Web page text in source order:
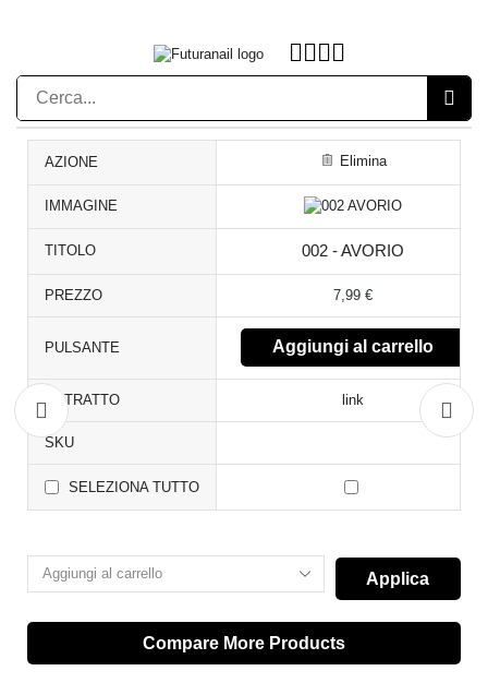
AZIONE Elimina
IMMAGINE
TITOLO 002 - AVORIO
PREZZO 7,99 €
PULSANTE Aggiungi al carrello
ESTRATTO link
SKU
SELEZIONA TUTTO
Applica
Compare More Products